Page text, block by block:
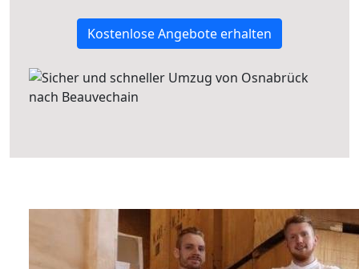
Kostenlose Angebote erhalten